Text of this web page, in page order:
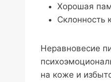
Хорошая
Склонность
Неравновесие
на коже и